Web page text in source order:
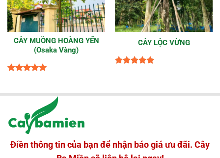
CÂY MUỒNG HOÀNG YẾN
(Osaka Vàng)
sao
CÂY LỘC VỪNG
Điền thông tin của bạn để nhận báo giá ưu đãi. Cây